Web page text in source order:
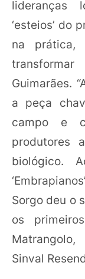
lideranças
‘esteios’ do
na
Guimarães.
a peça
campo e
produtores
biológico.
Sorgo deu o
os
Sinval